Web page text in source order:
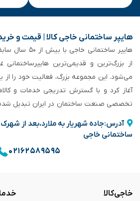
هایپر ساختمانی خاجی‌ کالا | قیمت و
هایپر
از بزرگ‌ترین و قدیمی‌ترین
می‌شود. این مجموعه بزرگ، فعالیت خود را از
آغاز کرد و با گسترش تدریجی خدمات و
تخصصی صنعت ساختمان در ایران تبدیل
آدرس:جاده شهریار به ملارد،بعد از
ساختمانی خاجی
۰۲۱۶۲۵۸۹۵۹۵
خاجی‌کالا